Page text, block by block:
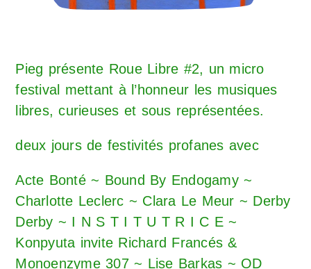
Pieg présente Roue Libre #2, un micro
festival mettant à l’honneur les musiques
libres, curieuses et sous représentées.
deux jours de festivités profanes avec
Acte Bonté ~ Bound By Endogamy ~
Charlotte Leclerc ~ Clara Le Meur ~ Derby
Derby ~ I N S T I T U T R I C E ~
Konpyuta invite Richard Francés &
Monoenzyme 307 ~ Lise Barkas ~ OD